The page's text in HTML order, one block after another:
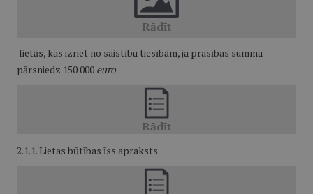
lietās, kas izriet no saistību tiesībām, ja prasības summa
pārsniedz 150 000 euro
2.1.1. Lietas būtības īss apraksts